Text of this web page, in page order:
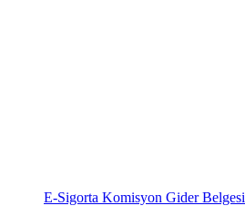
E-Sigorta Komisyon Gider Belgesi